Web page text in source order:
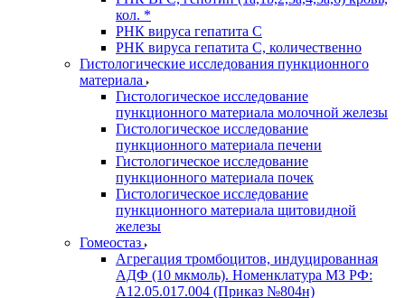
кол. *
РНК вируса гепатита C
РНК вируса гепатита C, количественно
Гистологические исследования пункционного
материала
Гистологическое исследование
пункционного материала молочной железы
Гистологическое исследование
пункционного материала печени
Гистологическое исследование
пункционного материала почек
Гистологическое исследование
пункционного материала щитовидной
железы
Гомеостаз
Агрегация тромбоцитов, индуцированная
АДФ (10 мкмоль). Номенклатура МЗ РФ:
A12.05.017.004 (Приказ №804н)